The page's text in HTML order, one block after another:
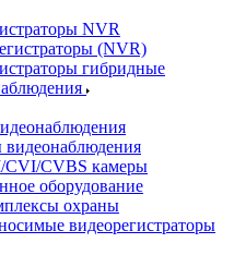
NVR
(NVR)
гибридные
видеонаблюдения
CVBS камеры
оборудование
охраны
видеорегистраторы